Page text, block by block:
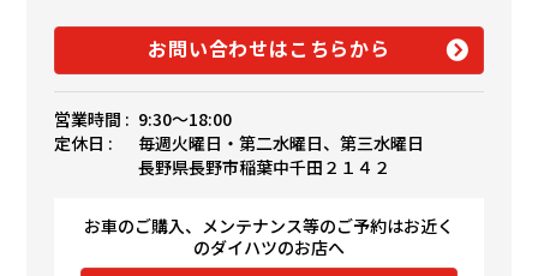
お問い合わせはこちらから
営業時間 : 9:30〜18:00
定休日 :
毎週火曜日・第二水曜日、第三水曜日
長野県長野市稲葉中千田２１４２
お車のご購入、メンテナンス等のご予約はお近く
のダイハツのお店へ